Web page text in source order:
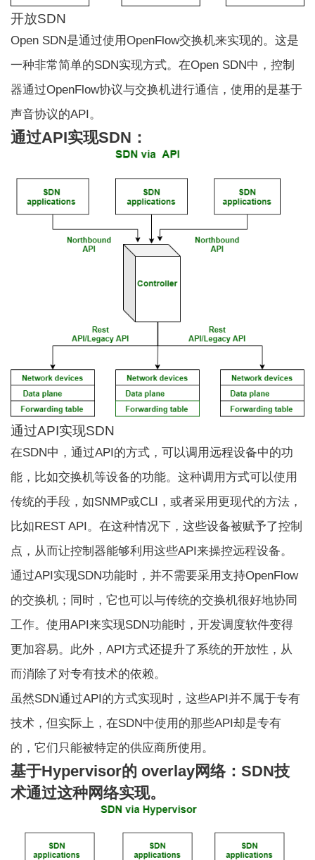
开放SDN
Open SDN是通过使用OpenFlow交换机来实现的。这是
一种非常简单的SDN实现方式。在Open SDN中，控制
器通过OpenFlow协议与交换机进行通信，使用的是基于
声音协议的API。
通过API实现SDN：
通过API实现SDN
在SDN中，通过API的方式，可以调用远程设备中的功
能，比如交换机等设备的功能。这种调用方式可以使用
传统的手段，如SNMP或CLI，或者采用更现代的方法，
比如REST API。在这种情况下，这些设备被赋予了控制
点，从而让控制器能够利用这些API来操控远程设备。
通过API实现SDN功能时，并不需要采用支持OpenFlow
的交换机；同时，它也可以与传统的交换机很好地协同
工作。使用API来实现SDN功能时，开发调度软件变得
更加容易。此外，API方式还提升了系统的开放性，从
而消除了对专有技术的依赖。
虽然SDN通过API的方式实现时，这些API并不属于专有
技术，但实际上，在SDN中使用的那些API却是专有
的，它们只能被特定的供应商所使用。
基于Hypervisor的 overlay网络：SDN技
术通过这种网络实现。